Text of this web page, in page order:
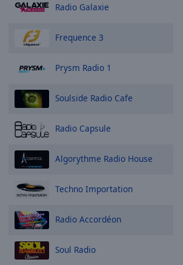
Radio Galaxie
Frequence 3
Prysm Radio 1
Soulside Radio Cafe
Radio Capsule
Algorythme Radio House
Techno Importation
Radio Accordéon
Soul Radio